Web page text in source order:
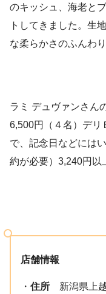
のキッシュ、海老と
トしてきました。生
な柔らかさのふんわ
ラミ デュヴァンさん
6,500円（４名）デリ
で、記念日などには
約が必要）3,240円以
店舗情報
・ 住所 新潟県上